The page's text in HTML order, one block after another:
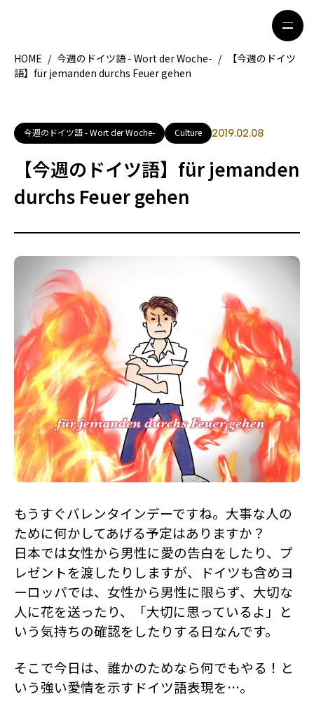
地域別ガイド
グルメ
観光ガイド
留学＆キャリア
ライフスタイル
ライター募集
HOME / 今週のドイツ語 - Wort der Woche- /
【今週のドイツ
語】für jemanden durchs Feuer gehen
今週のドイツ語 - Wort der Woche- Culture 2019.02.08
【今週のドイツ語】für jemanden
durchs Feuer gehen
もうすぐバレンタインデーですね。大事な人の
ために何かしてあげる予定はありますか？
日本では女性から男性に愛の告白をしたり、プ
レゼントを渡したりしますが、
ドイツも含めヨ
ーロッパでは、女性から男性に限らず、 大切な
人に花を送ったり、「大切に思っているよ」と
いう気持ちの確認をしたりする日なんです。
そこで今日は、誰かのためなら何でもやる！と
いう強い愛情を示すドイツ語表現を…。